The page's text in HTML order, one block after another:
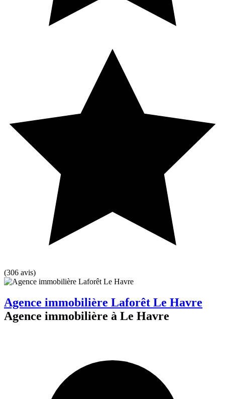
(306 avis)
Agence immobilière Laforêt Le Havre
Agence immobilière à Le Havre